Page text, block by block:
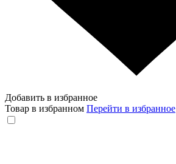
Добавить в избранное
Товар в избранном Перейти в избранное